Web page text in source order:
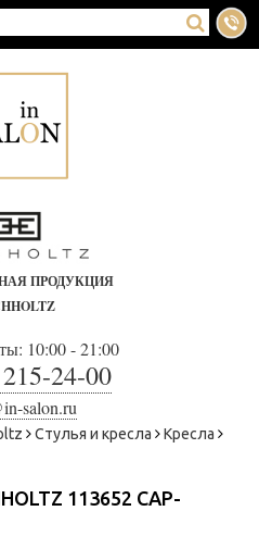
ПРОДУКЦИЯ
10:00 - 21:00
24-00
salon.ru
Стулья и кресла Кресла
113652 CAP-